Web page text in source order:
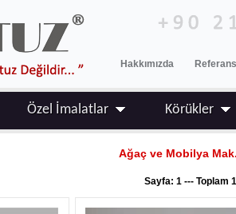
Hakkımızda
Özel İmalatlar Körükler
Ağaç ve Mobilya
Sayfa: 1 --- Toplam